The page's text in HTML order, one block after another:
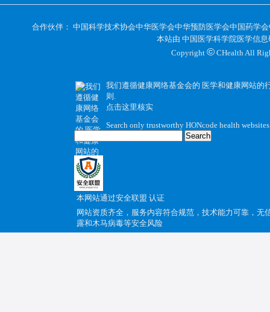
合作伙伴： 中国科学技术协会中华医学会中华预防医学会中国药学会
本站由 中国医学科学院医学信息
Copyright © CHealth All
我们遵循健康网络基金会的 医学和健康网站的
则 .
点击这里核实
Search only trustworthy HONcode health
本网站通过安全联盟 认证
网站资质齐全，服务内容符合规范，技术能力可靠，无
露和木马病毒等安全风险